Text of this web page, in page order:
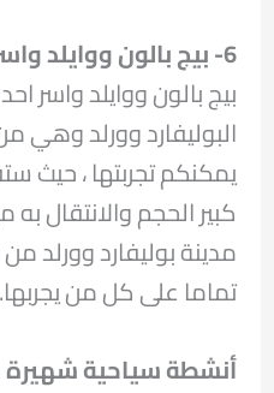
6- بيج بالون ووايلد واسر
بيج بالون ووايلد واسر
البوليفارد وورلد وهي
يمكنكم تجربتها ، حيث
كبير الحجم والانتقال
مدينة بوليفارد وورلد
تماما على كل من يجربها.
أنشطة سياحية